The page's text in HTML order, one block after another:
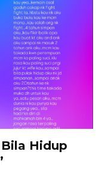
Bila Hidup